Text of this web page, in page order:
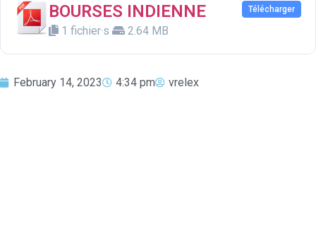
BOURSES INDIENNE
1 fichier·s 2.64 MB
Télécharger
February 14, 2023 4:34 pm vrelex